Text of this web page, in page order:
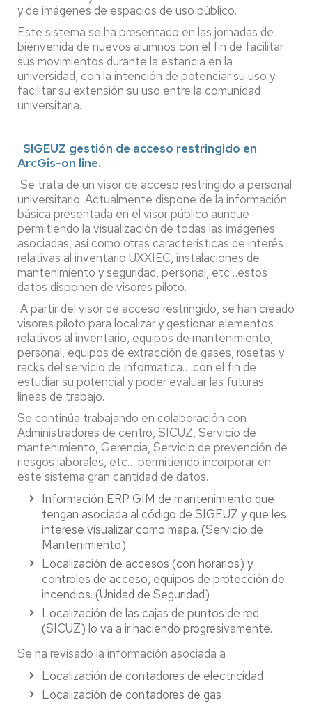
y de imágenes de espacios de uso público.
Este sistema se ha presentado en las jornadas de
bienvenida de nuevos alumnos con el fin de facilitar
sus movimientos durante la estancia en la
universidad, con la intención de potenciar su uso y
facilitar su extensión su uso entre la comunidad
universitaria.
SIGEUZ gestión de acceso restringido en
ArcGis-on line.
Se trata de un visor de acceso restringido a personal
universitario. Actualmente dispone de la información
básica presentada en el visor público aunque
permitiendo la visualización de todas las imágenes
asociadas, así como otras características de interés
relativas al inventario UXXIEC, instalaciones de
mantenimiento y seguridad, personal, etc…estos
datos disponen de visores piloto.
A partir del visor de acceso restringido, se han creado
visores piloto para localizar y gestionar elementos
relativos al inventario, equipos de mantenimiento,
personal, equipos de extracción de gases, rosetas y
racks del servicio de informatica… con el fin de
estudiar su potencial y poder evaluar las futuras
líneas de trabajo.
Se continúa trabajando en colaboración con
Administradores de centro, SICUZ, Servicio de
mantenimiento, Gerencia, Servicio de prevención de
riesgos laborales, etc… permitiendo incorporar en
este sistema gran cantidad de datos.
Información ERP GIM de mantenimiento que
tengan asociada al código de SIGEUZ y que les
interese visualizar como mapa. (Servicio de
Mantenimiento)
Localización de accesos (con horarios) y
controles de acceso, equipos de protección de
incendios. (Unidad de Seguridad)
Localización de las cajas de puntos de red
(SICUZ) lo va a ir haciendo progresivamente.
Se ha revisado la información asociada a
Localización de contadores de electricidad
Localización de contadores de gas